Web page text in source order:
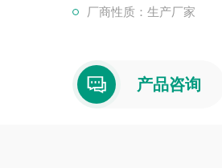
厂商性质：生产厂家
产品咨询